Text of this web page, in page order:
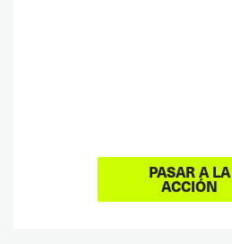
PASAR A LA
ACCIÓN